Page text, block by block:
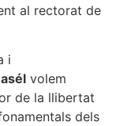
al rectorat de
i
volem
de la llibertat
dels